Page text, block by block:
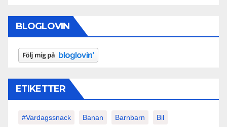
BLOGLOVIN
ETIKETTER
#vardagssnack Banan Barnbarn Bil